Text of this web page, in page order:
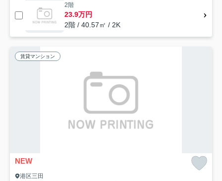
2階
23.9万円
2階 / 40.57㎡ / 2K
賃貸マンション
NEW
港区三田